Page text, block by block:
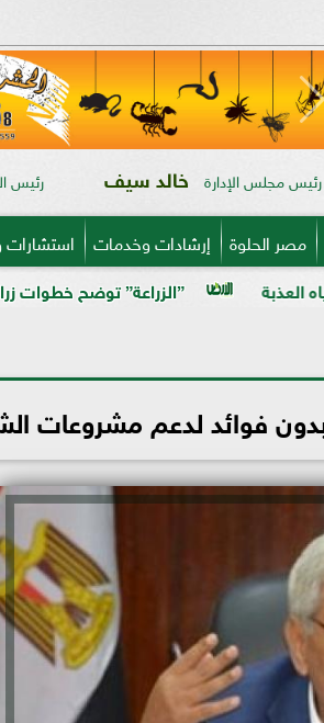
رئيس مجلس الإدارة خالد سيف رئيس
مصر الحلوة إرشادات وخدمات
”الزراعة” توضح خطوات زراعة الأسطح